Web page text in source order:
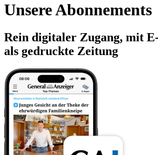
Unsere Abonnements
Rein digitaler Zugang, mit
als gedruckte Zeitung